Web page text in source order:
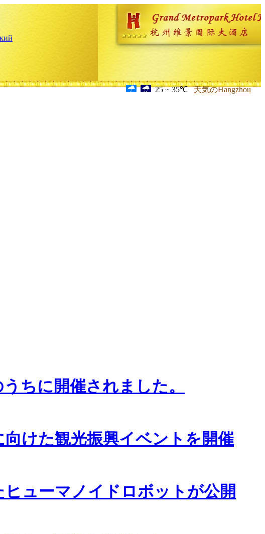
25 ~ 35℃ 天気のHangzhou
ちに開催されました。
けた観光振興イベントを開催
ューマノイドロボットが公開